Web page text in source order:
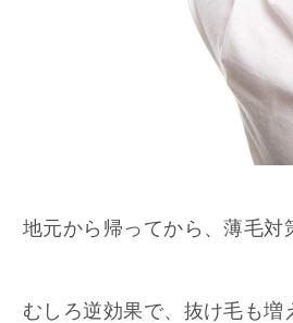
地元から帰ってから、薄毛対
むしろ逆効果で、抜け毛も